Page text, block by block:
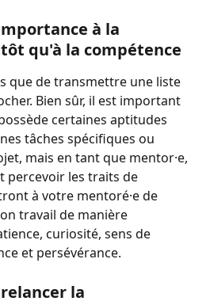
à la
qu'à la compétence
que de transmettre une liste
Bien sûr, il est important
certaines aptitudes
tâches spécifiques ou
mais en tant que mentor·e,
percevoir les traits de
à votre mentoré·e de
travail de manière
curiosité, sens de
et persévérance.
la